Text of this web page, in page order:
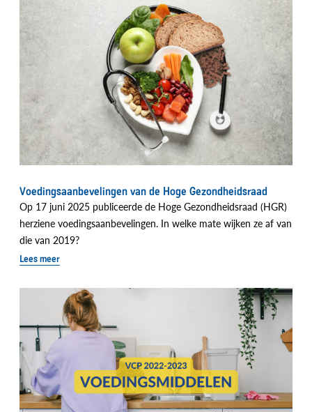
Voedingsaanbevelingen van de Hoge Gezondheidsraad
Op 17 juni 2025 publiceerde de Hoge Gezondheidsraad (HGR)
herziene voedingsaanbevelingen. In welke mate wijken ze af van
die van 2019?
Lees meer